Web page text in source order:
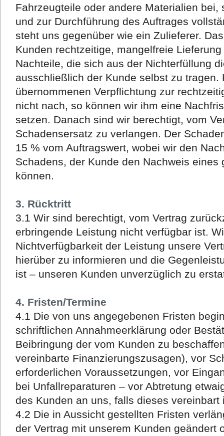
Fahrzeugteile oder andere Materialien
und zur Durchführung des Auftrages
steht uns gegenüber wie ein Zulieferer.
Kunden rechtzeitige, mangelfreie
Nachteile, die sich aus der Nichterfüllung
ausschließlich der Kunde selbst zu tragen.
übernommenen Verpflichtung zur
nicht nach, so können wir ihm eine
setzen. Danach sind wir berechtigt, vom
Schadensersatz zu verlangen. Der
15 % vom Auftragswert, wobei wir den
Schadens, der Kunde den Nachweis
können.
3. Rücktritt
3.1 Wir sind berechtigt, vom Vertrag
erbringende Leistung nicht verfügbar ist.
Nichtverfügbarkeit der Leistung unsere
hierüber zu informieren und die
ist – unseren Kunden unverzüglich zu
4. Fristen/Termine
4.1 Die von uns angegebenen Fristen
schriftlichen Annahmeerklärung oder
Beibringung der vom Kunden zu
vereinbarte Finanzierungszusagen), vor
erforderlichen Voraussetzungen, vor
bei Unfallreparaturen – vor Abtretung
des Kunden an uns, falls dieses vereinbart
4.2 Die in Aussicht gestellten Fristen
der Vertrag mit unserem Kunden geändert